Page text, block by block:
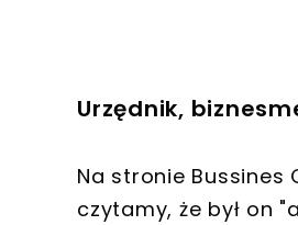
Urzędnik,
Na stronie Bussines
czytamy, że był on